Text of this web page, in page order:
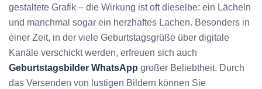
gestaltete Grafik – die Wirkung ist oft dieselbe: ein Lächeln
und manchmal sogar ein herzhaftes Lachen. Besonders in
einer Zeit, in der viele Geburtstagsgrüße über digitale
Kanäle verschickt werden, erfreuen sich auch
Geburtstagsbilder WhatsApp großer Beliebtheit. Durch
das Versenden von lustigen Bildern können Sie